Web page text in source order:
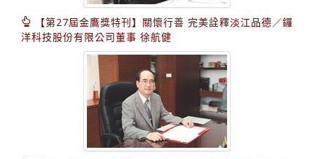
【第27屆金鷹獎特刊】關懷行善 完美詮釋淡江品德／鑼
洋科技股份有限公司董事 徐航健